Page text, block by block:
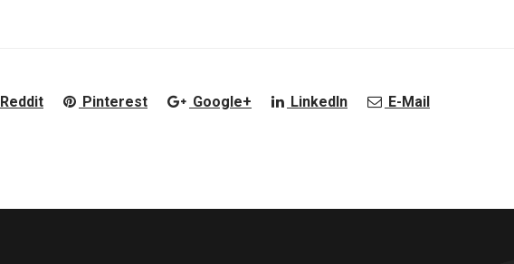
Reddit Pinterest Google+ LinkedIn E-Mail